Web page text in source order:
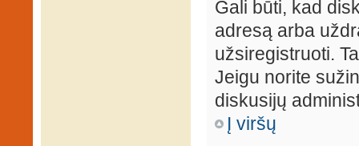
Gali būti, kad
adresą arba
užsiregistruoti.
Jeigu norite
diskusijų
Į viršų